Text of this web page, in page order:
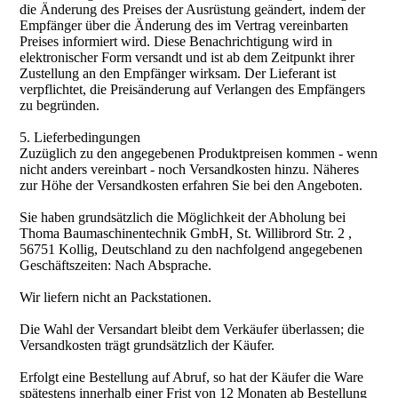
die Änderung des Preises der Ausrüstung geändert, indem der
Empfänger über die Änderung des im Vertrag vereinbarten
Preises informiert wird. Diese Benachrichtigung wird in
elektronischer Form versandt und ist ab dem Zeitpunkt ihrer
Zustellung an den Empfänger wirksam. Der Lieferant ist
verpflichtet, die Preisänderung auf Verlangen des Empfängers
zu begründen.
5. Lieferbedingungen
Zuzüglich zu den angegebenen Produktpreisen kommen - wenn
nicht anders vereinbart - noch Versandkosten hinzu. Näheres
zur Höhe der Versandkosten erfahren Sie bei den Angeboten.
Sie haben grundsätzlich die Möglichkeit der Abholung bei
Thoma Baumaschinentechnik GmbH, St. Willibrord Str. 2 ,
56751 Kollig, Deutschland zu den nachfolgend angegebenen
Geschäftszeiten: Nach Absprache.
Wir liefern nicht an Packstationen.
Die Wahl der Versandart bleibt dem Verkäufer überlassen; die
Versandkosten trägt grundsätzlich der Käufer.
Erfolgt eine Bestellung auf Abruf, so hat der Käufer die Ware
spätestens innerhalb einer Frist von 12 Monaten ab Bestellung